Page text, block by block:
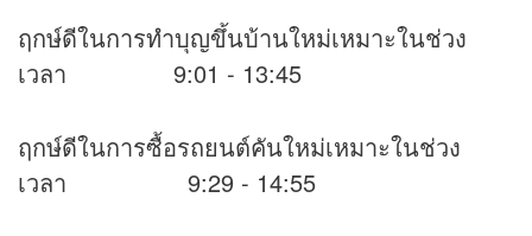
ฤกษ์ดีในการทำบุญขึ้นบ้านใหม่เหมาะในช่วง
เวลา 9:01 - 13:45
ฤกษ์ดีในการซื้อรถยนต์คันใหม่เหมาะในช่วง
เวลา 9:29 - 14:55